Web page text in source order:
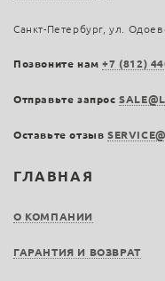
ГЛАВНАЯ
О КОМПАНИИ
ГАРАНТИЯ И ВОЗВРАТ
Санкт-Петербург, ул.
Позвоните нам+7 (812)
Отправьте запрос
Оставьте отзыв